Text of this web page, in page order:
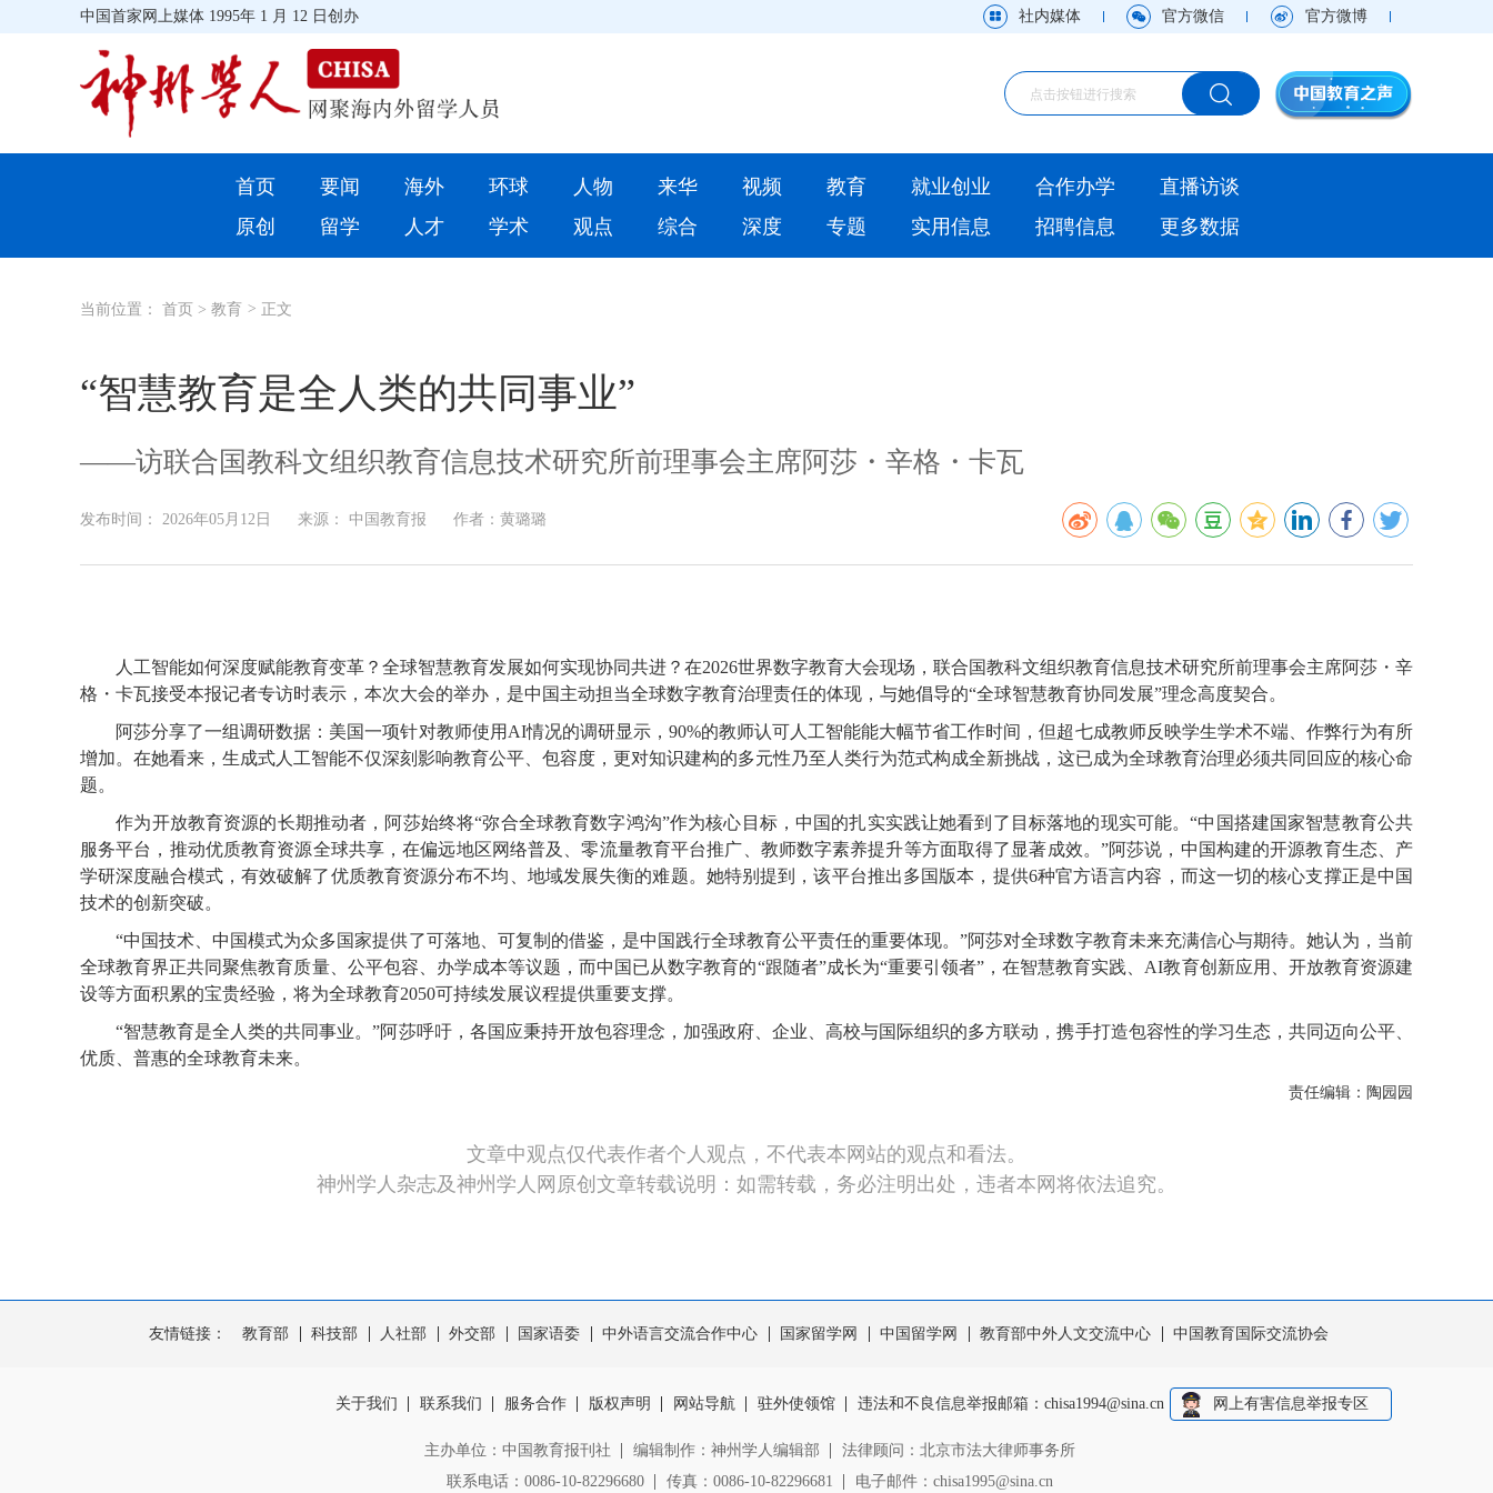
人物 来华
留学
招聘信息 更多数据
中国首家网上媒体 1995年 1 月 12 日创办 社内媒体 官方微信 官方微博
首页 要闻 海外 环球 人物 来华 视频 教育 就业创业 合作办学
直播访谈
原创
留学 人才 学术 观点 综合 深度 专题 实用信息 招聘信息 更多数据
当前位置： 首页 > 教育 > 正文
“智慧教育是全人类的共同事业”
——访联合国教科文组织教育信息技术研究所前理事会主席阿莎・辛格・卡瓦
发布时间： 2026年05月12日 来源： 中国教育报 作者：黄璐璐
人工智能如何深度赋能教育变革？全球智慧教育发展如何实现协同共进？在2026世界数字教育大会现场，联合国教科文组织教育信息技术研究所前理事会主席阿莎・辛
格・卡瓦接受本报记者专访时表示，本次大会的举办，是中国主动担当全球数字教育治理责任的体现，与她倡导的“全球智慧教育协同发展”理念高度契合。
阿莎分享了一组调研数据：美国一项针对教师使用AI情况的调研显示，90%的教师认可人工智能能大幅节省工作时间，但超七成教师反映学生学术不端、作弊行为有所
增加。在她看来，生成式人工智能不仅深刻影响教育公平、包容度，更对知识建构的多元性乃至人类行为范式构成全新挑战，这已成为全球教育治理必须共同回应的核心命
题。
作为开放教育资源的长期推动者，阿莎始终将“弥合全球教育数字鸿沟”作为核心目标，中国的扎实实践让她看到了目标落地的现实可能。“中国搭建国家智慧教育公共
服务平台，推动优质教育资源全球共享，在偏远地区网络普及、零流量教育平台推广、教师数字素养提升等方面取得了显著成效。”阿莎说，中国构建的开源教育生态、产
学研深度融合模式，有效破解了优质教育资源分布不均、地域发展失衡的难题。她特别提到，该平台推出多国版本，提供6种官方语言内容，而这一切的核心支撑正是中国
技术的创新突破。
“中国技术、中国模式为众多国家提供了可落地、可复制的借鉴，是中国践行全球教育公平责任的重要体现。”阿莎对全球数字教育未来充满信心与期待。她认为，当前
全球教育界正共同聚焦教育质量、公平包容、办学成本等议题，而中国已从数字教育的“跟随者”成长为“重要引领者”，在智慧教育实践、AI教育创新应用、开放教育资源建
设等方面积累的宝贵经验，将为全球教育2050可持续发展议程提供重要支撑。
“智慧教育是全人类的共同事业。”阿莎呼吁，各国应秉持开放包容理念，加强政府、企业、高校与国际组织的多方联动，携手打造包容性的学习生态，共同迈向公平、
优质、普惠的全球教育未来。
责任编辑：陶园园
文章中观点仅代表作者个人观点，不代表本网站的观点和看法。
神州学人杂志及神州学人网原创文章转载说明：如需转载，务必注明出处，违者本网将依法追究。
友情链接： 教育部 科技部 人社部 外交部 国家语委 中外语言交流合作中心 国家留学网 中国留学网 教育部中外人文交流中心 中国教育国际交流协会
关于我们 联系我们 服务合作 版权声明 网站导航 驻外使领馆 违法和不良信息举报邮箱： chisa1994@sina.cn 网上有害信息举报专区
主办单位：中国教育报刊社 编辑制作：神州学人编辑部
法律顾问：北京市法大律师事务所
联系电话：0086-10-82296680
传真：0086-10-82296681 电子邮件：chisa1995@sina.cn